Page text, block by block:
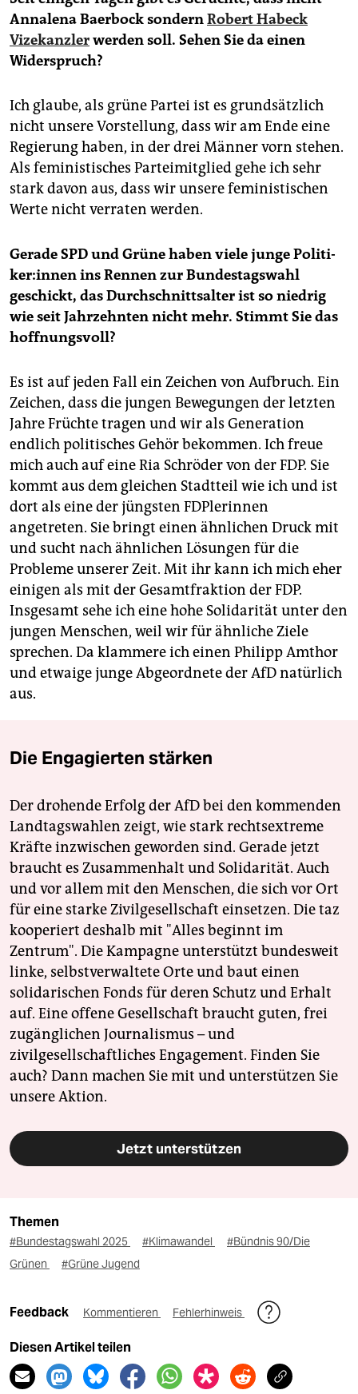
Annalena Baerbock sondernRobert Habeck
Vizekanzlerwerden soll. Sehen Sie da einen
Widerspruch?
Ich glaube, als grüne Partei ist es grundsätzlich
nicht unsere Vorstellung, dass wir am Ende eine
Regierung haben, in der drei Männer vorn stehen.
Als feministisches Parteimitglied gehe ich sehr
stark davon aus, dass wir unsere feministischen
Werte nicht verraten werden.
Gerade SPD und Grüne haben viele junge Po­li­ti­
ke­r:in­nen ins Rennen zur Bundestagswahl
geschickt, das Durchschnittsalter ist so niedrig
wie seit Jahrzehnten nicht mehr. Stimmt Sie das
hoffnungsvoll?
Es ist auf jeden Fall ein Zeichen von Aufbruch. Ein
Zeichen, dass die jungen Bewegungen der letzten
Jahre Früchte tragen und wir als Generation
endlich politisches Gehör bekommen. Ich freue
mich auch auf eine Ria Schröder von der FDP. Sie
kommt aus dem gleichen Stadtteil wie ich und ist
dort als eine der jüngsten FDPlerinnen
angetreten. Sie bringt einen ähnlichen Druck mit
und sucht nach ähnlichen Lösungen für die
Probleme unserer Zeit. Mit ihr kann ich mich eher
einigen als mit der Gesamtfraktion der FDP.
Insgesamt sehe ich eine hohe Solidarität unter den
jungen Menschen, weil wir für ähnliche Ziele
sprechen. Da klammere ich einen Philipp Amthor
und etwaige junge Abgeordnete der AfD natürlich
aus.
Die Engagierten stärken
Der drohende Erfolg der AfD bei den kommenden
Landtagswahlen zeigt, wie stark rechtsextreme
Kräfte inzwischen geworden sind. Gerade jetzt
braucht es Zusammenhalt und Solidarität. Auch
und vor allem mit den Menschen, die sich vor Ort
für eine starke Zivilgesellschaft einsetzen. Die taz
kooperiert deshalb mit "Alles beginnt im
Zentrum". Die Kampagne unterstützt bundesweit
linke, selbstverwaltete Orte und baut einen
solidarischen Fonds für deren Schutz und Erhalt
auf. Eine offene Gesellschaft braucht guten, frei
zugänglichen Journalismus – und
zivilgesellschaftliches Engagement. Finden Sie
auch? Dann machen Sie mit und unterstützen Sie
unsere Aktion.
Jetzt unterstützen
Themen
#Bundestagswahl 2025 #Klimawandel
#Bündnis 90/Die
Grünen
#Grüne Jugend
Feedback Kommentieren Fehlerhinweis
Diesen Artikel teilen